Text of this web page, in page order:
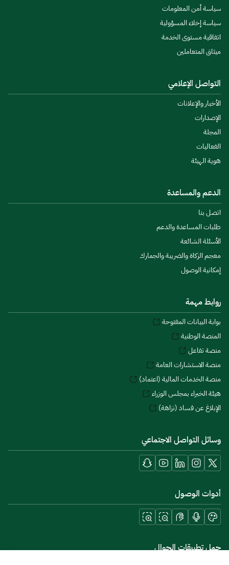
سياسة أمن المعلومات
سياسة إخلاء المسؤولية
اتفاقية مستوى الخدمة
ميثاق المتعاملين
التواصل الإعلامي
الأخبار والإعلانات
الإصدارات
المجلة
الفعاليات
هوية الهيئة
الدعم والمساعدة
اتصل بنا
طلبات المساعدة والدعم
الأسئلة الشائعة
معجم الزكاة والضريبة والجمارك
إمكانية الوصول
روابط مهمة
بوابة البيانات المفتوحة
المنصة الوطنية
منصة تفاعل
منصة الاستشارات العامة
منصة الخدمات المالية (اعتماد)
هيئة الخبراء بمجلس الوزراء
الإبلاغ عن فساد (نزاهة)
وسائل التواصل الاجتماعي
أدوات الوصول
حمل تطبيقات الجوال